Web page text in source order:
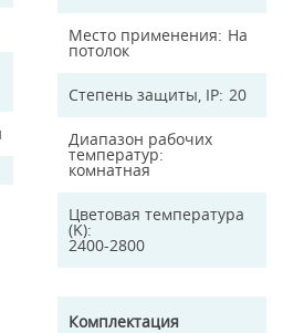
Место применения На
потолок
Степень защиты, IP 20
Диапазон рабочих
температур
комнатная
Цветовая температура
(K)
2400-2800
Комплектация